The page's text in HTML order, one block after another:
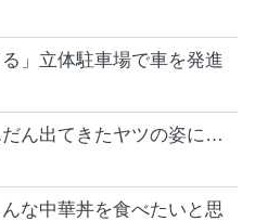
」立体駐車場で車を発進
ん出てきたヤツの姿に…
な中華丼を食べたいと思